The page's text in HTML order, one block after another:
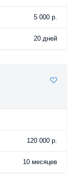
5 000 р.
20 дней
120 000 р.
10 месяцев